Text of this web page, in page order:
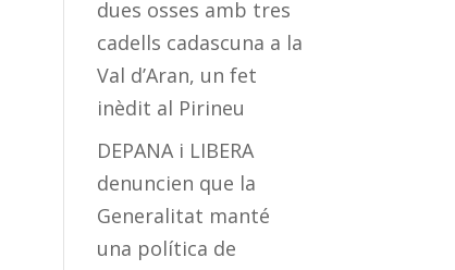
dues osses amb tres
cadells cadascuna a la
Val d’Aran, un fet
inèdit al Pirineu
DEPANA i LIBERA
denuncien que la
Generalitat manté
una política de